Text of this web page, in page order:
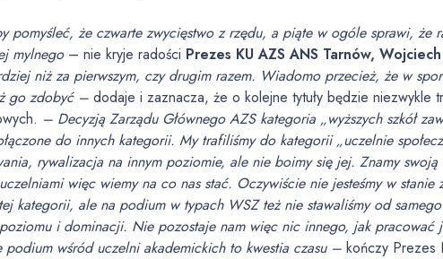
pomyśleć, że czwarte zwycięstwo z rzędu, a piąte w ogóle sprawi, że
mylnego – nie kryje radości Prezes KU AZS ANS Tarnów,
niż za pierwszym, czy drugim razem. Wiadomo przecież, że w
go zdobyć –dodaje i zaznacza, że o kolejne tytuły będzie niezwykle
– Decyzją Zarządu Głównego AZS kategoria „wyższych szkół
do innych kategorii. My trafiliśmy do kategorii „uczelnie
rywalizacja na innym poziomie, ale nie boimy się jej. Znamy
więc wiemy na co nas stać. Oczywiście nie jesteśmy w
kategorii, ale na podium w typach WSZ też nie stawaliśmy od
i dominacji. Nie pozostaje nam więc nic innego, jak pracować
podium wśród uczelni akademickich to kwestia czasu – kończy Prezes